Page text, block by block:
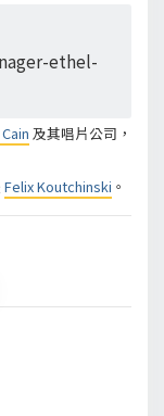
ethel-
及其唱片公司，
Felix Koutchinski 。